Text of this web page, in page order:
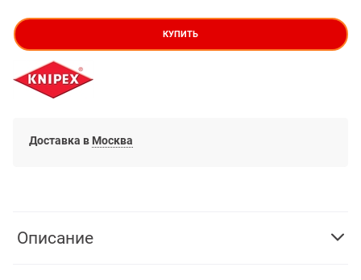
КУПИТЬ
Доставка в Москва
Описание